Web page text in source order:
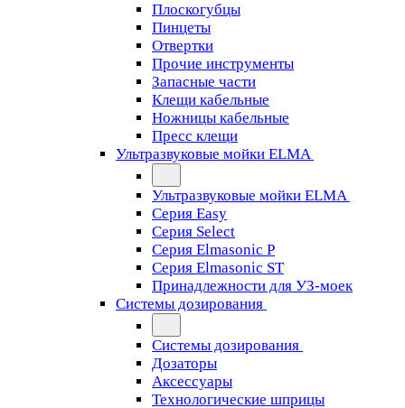
Плоскогубцы
Пинцеты
Отвертки
Прочие инструменты
Запасные части
Клещи кабельные
Ножницы кабельные
Пресс клещи
Ультразвуковые мойки ELMA
Ультразвуковые мойки ELMA
Серия Easy
Серия Select
Серия Elmasonic P
Серия Elmasonic ST
Принадлежности для УЗ-моек
Системы дозирования
Системы дозирования
Дозаторы
Аксессуары
Технологические шприцы